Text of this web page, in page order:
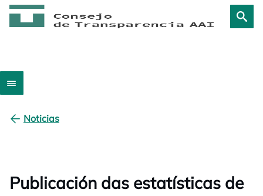
Noticias
Publicación das estatísticas de